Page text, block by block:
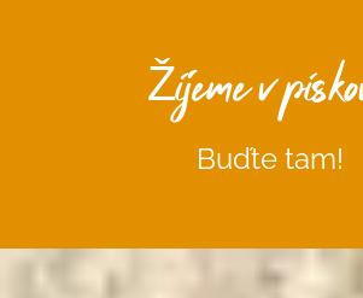
Žijeme v
Buďte tam!